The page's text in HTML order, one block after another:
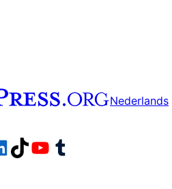
Nederlands
account
ons LinkedIn account
Bezoek ons TikTok account
Bezoek ons YouTube kanaalBezoek ons Tumblr account